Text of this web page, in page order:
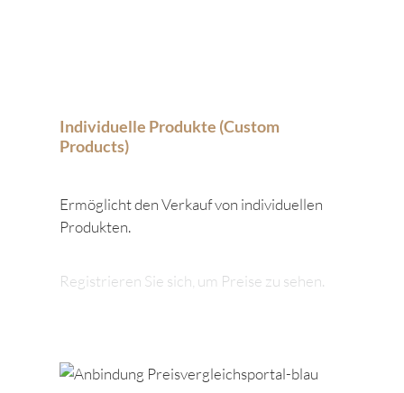
Individuelle Produkte (Custom
Products)
Ermöglicht den Verkauf von individuellen
Produkten.
Registrieren Sie sich, um Preise zu sehen.